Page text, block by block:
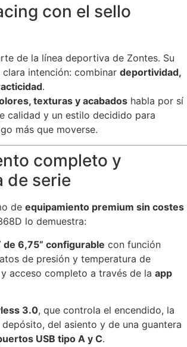
con el sello
de la línea deportiva de Zontes. Su
intención: combinar deportividad,
.
texturas y acabados habla por sí
calidad y un estilo decidido para
más que moverse.
completo y
de serie
de equipamiento premium sin costes
lo demuestra:
de 6,75” configurable con función
de presión y temperatura de
acceso completo a través de la app
3.0, que controla el encendido, la
del asiento y de una guantera
USB tipo A y C.